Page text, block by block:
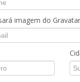
imagem do